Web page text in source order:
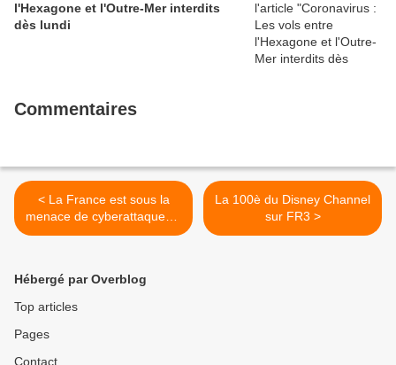
l'Hexagone et l'Outre-Mer interdits
dès lundi
Commentaires
< La France est sous la
menace de cyberattaques à
motif politique
La 100è du Disney Channel
sur FR3 >
Hébergé par Overblog
Top articles
Pages
Contact